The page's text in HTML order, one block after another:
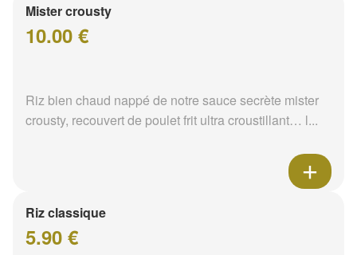
Mister crousty
10.00 €
Riz bien chaud nappé de notre sauce secrète mister
crousty, recouvert de poulet frit ultra croustillant… l...
Riz classique
5.90 €